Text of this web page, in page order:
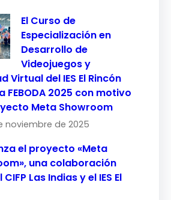
El Curso de
Especialización en
Desarrollo de
Videojuegos y
Virtual del IES El Rincón
FEBODA 2025 con motivo
Meta Showroom
noviembre de 2025
el proyecto «Meta
una colaboración
Las Indias y el IES El